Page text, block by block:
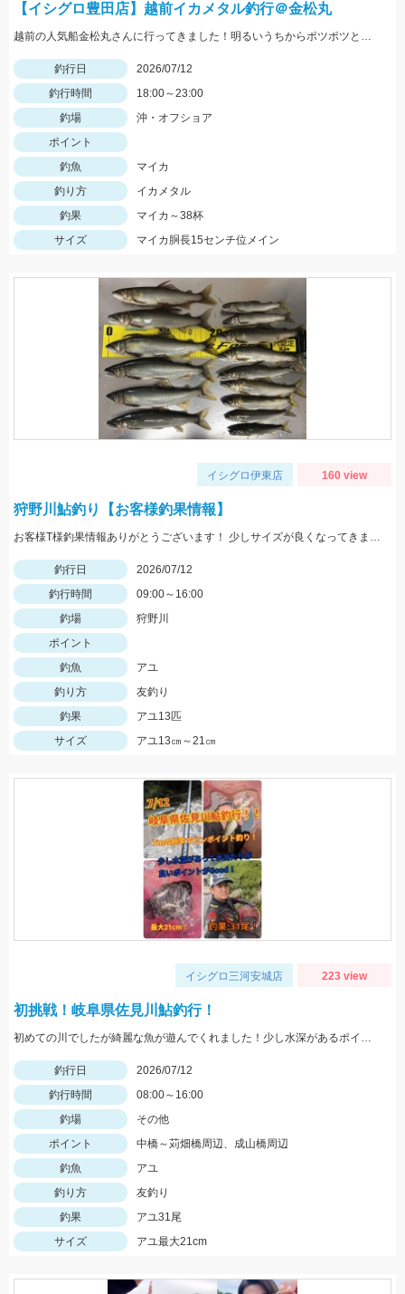
【イシグロ豊田店】越前イカメタル釣行＠金松丸
越前の人気船金松丸さんに行ってきました！明るいうちからポツポツと釣れ始め、ラストまで釣れ続きました。明るいうちはボトム狙いで２５号前後、暗くなってライト点灯してからは中層で１５号をメインに使用しました。ケイムラ系のカラーが反応よかった印象です。小型メインのテクニカルなイカメタルが楽しめます！
釣行日
2026/07/12
釣行時間
18:00～23:00
釣場
沖・オフショア
ポイント
釣魚
マイカ
釣り方
イカメタル
釣果
マイカ～38杯
サイズ
マイカ胴長15センチ位メイン
イシグロ伊東店 160 view
狩野川鮎釣り【お客様釣果情報】
お客様T様釣果情報ありがとうございます！ 少しサイズが良くなってきました。 皆がやりそうなポイントは掛からなくて、手前の浅いところが良く掛かったそうです。
釣行日
2026/07/12
釣行時間
09:00～16:00
釣場
狩野川
ポイント
釣魚
アユ
釣り方
友釣り
釣果
アユ13匹
サイズ
アユ13㎝～21㎝
イシグロ三河安城店 223 view
初挑戦！岐阜県佐見川鮎釣行！
初めての川でしたが綺麗な魚が遊んでくれました！少し水深があるポイントが良かったです。8ｍ以下の短竿が使いやすくオススメです！三河安城店岩﨑釣行
釣行日
2026/07/12
釣行時間
08:00～16:00
釣場
その他
ポイント
中橋～苅畑橋周辺、成山橋周辺
釣魚
アユ
釣り方
友釣り
釣果
アユ31尾
サイズ
アユ最大21cm